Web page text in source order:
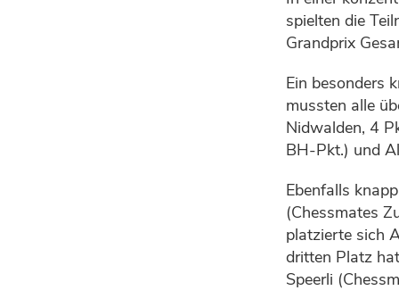
spielten die
Grandprix
Ein besonders
mussten alle
Nidwalden, 4
BH-Pkt.) und
Ebenfalls
(Chessmates
platzierte sich
dritten Platz
Speerli